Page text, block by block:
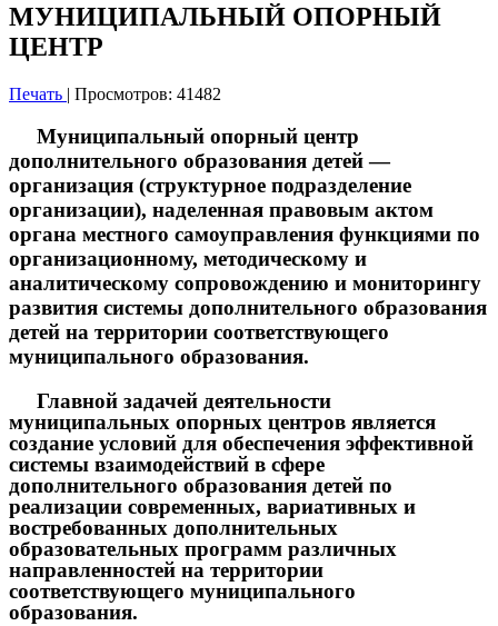
МУНИЦИПАЛЬНЫЙ ОПОРНЫЙ
ЦЕНТР
Печать | Просмотров: 41482
Муниципальный опорный центр
дополнительного образования детей —
организация (структурное подразделение
организации), наделенная правовым актом
органа местного самоуправления функциями по
организационному, методическому и
аналитическому сопровождению и мониторингу
развития системы дополнительного образования
детей на территории соответствующего
муниципального образования.
Главной задачей деятельности
муниципальных опорных центров является
создание условий для обеспечения эффективной
системы взаимодействий в сфере
дополнительного образования детей по
реализации современных, вариативных и
востребованных дополнительных
образовательных программ различных
направленностей на территории
соответствующего муниципального
образования.